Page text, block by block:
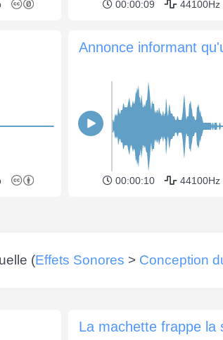
00:00:09 44100Hz
00:00:10 44100Hz
(Effets Sonores > Conception